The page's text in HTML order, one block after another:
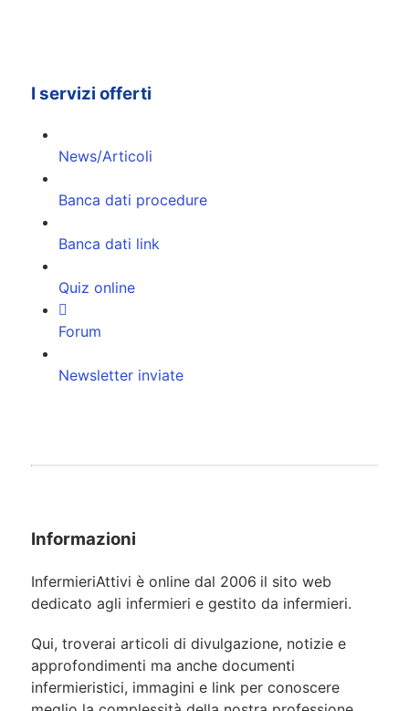
I servizi offerti
News/Articoli
Banca dati procedure
Banca dati link
Quiz online
Forum
Newsletter inviate
Informazioni
InfermieriAttivi è online dal 2006 il sito web
dedicato agli infermieri e gestito da infermieri.
Qui, troverai articoli di divulgazione, notizie e
approfondimenti ma anche documenti
infermieristici, immagini e link per conoscere